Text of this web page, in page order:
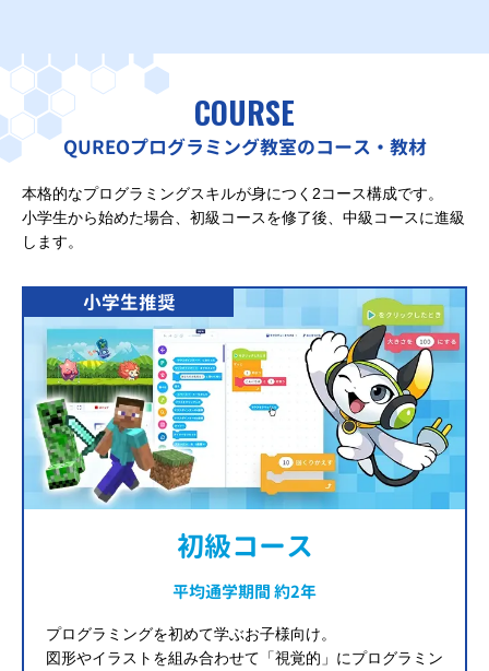
COURSE
QUREOプログラミング教室のコース・教材
本格的なプログラミングスキルが身につく2コース構成です。
小学生から始めた場合、初級コースを修了後、中級コースに進級
します。
小学生推奨
初級コース
平均通学期間 約2年
プログラミングを初めて学ぶお子様向け。
図形やイラストを組み合わせて「視覚的」にプログラミン